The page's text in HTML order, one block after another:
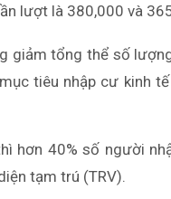
lượt là 380,000 và
giảm tổng thể số
tiêu nhập cư kinh
hơn 40% số người
tạm trú (TRV).